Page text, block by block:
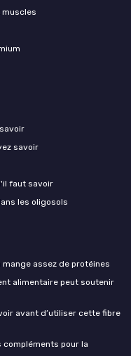
savoir
faut savoir
les oligosols
mange assez de protéines
alimentaire peut soutenir
avant d’utiliser cette fibre
pour la